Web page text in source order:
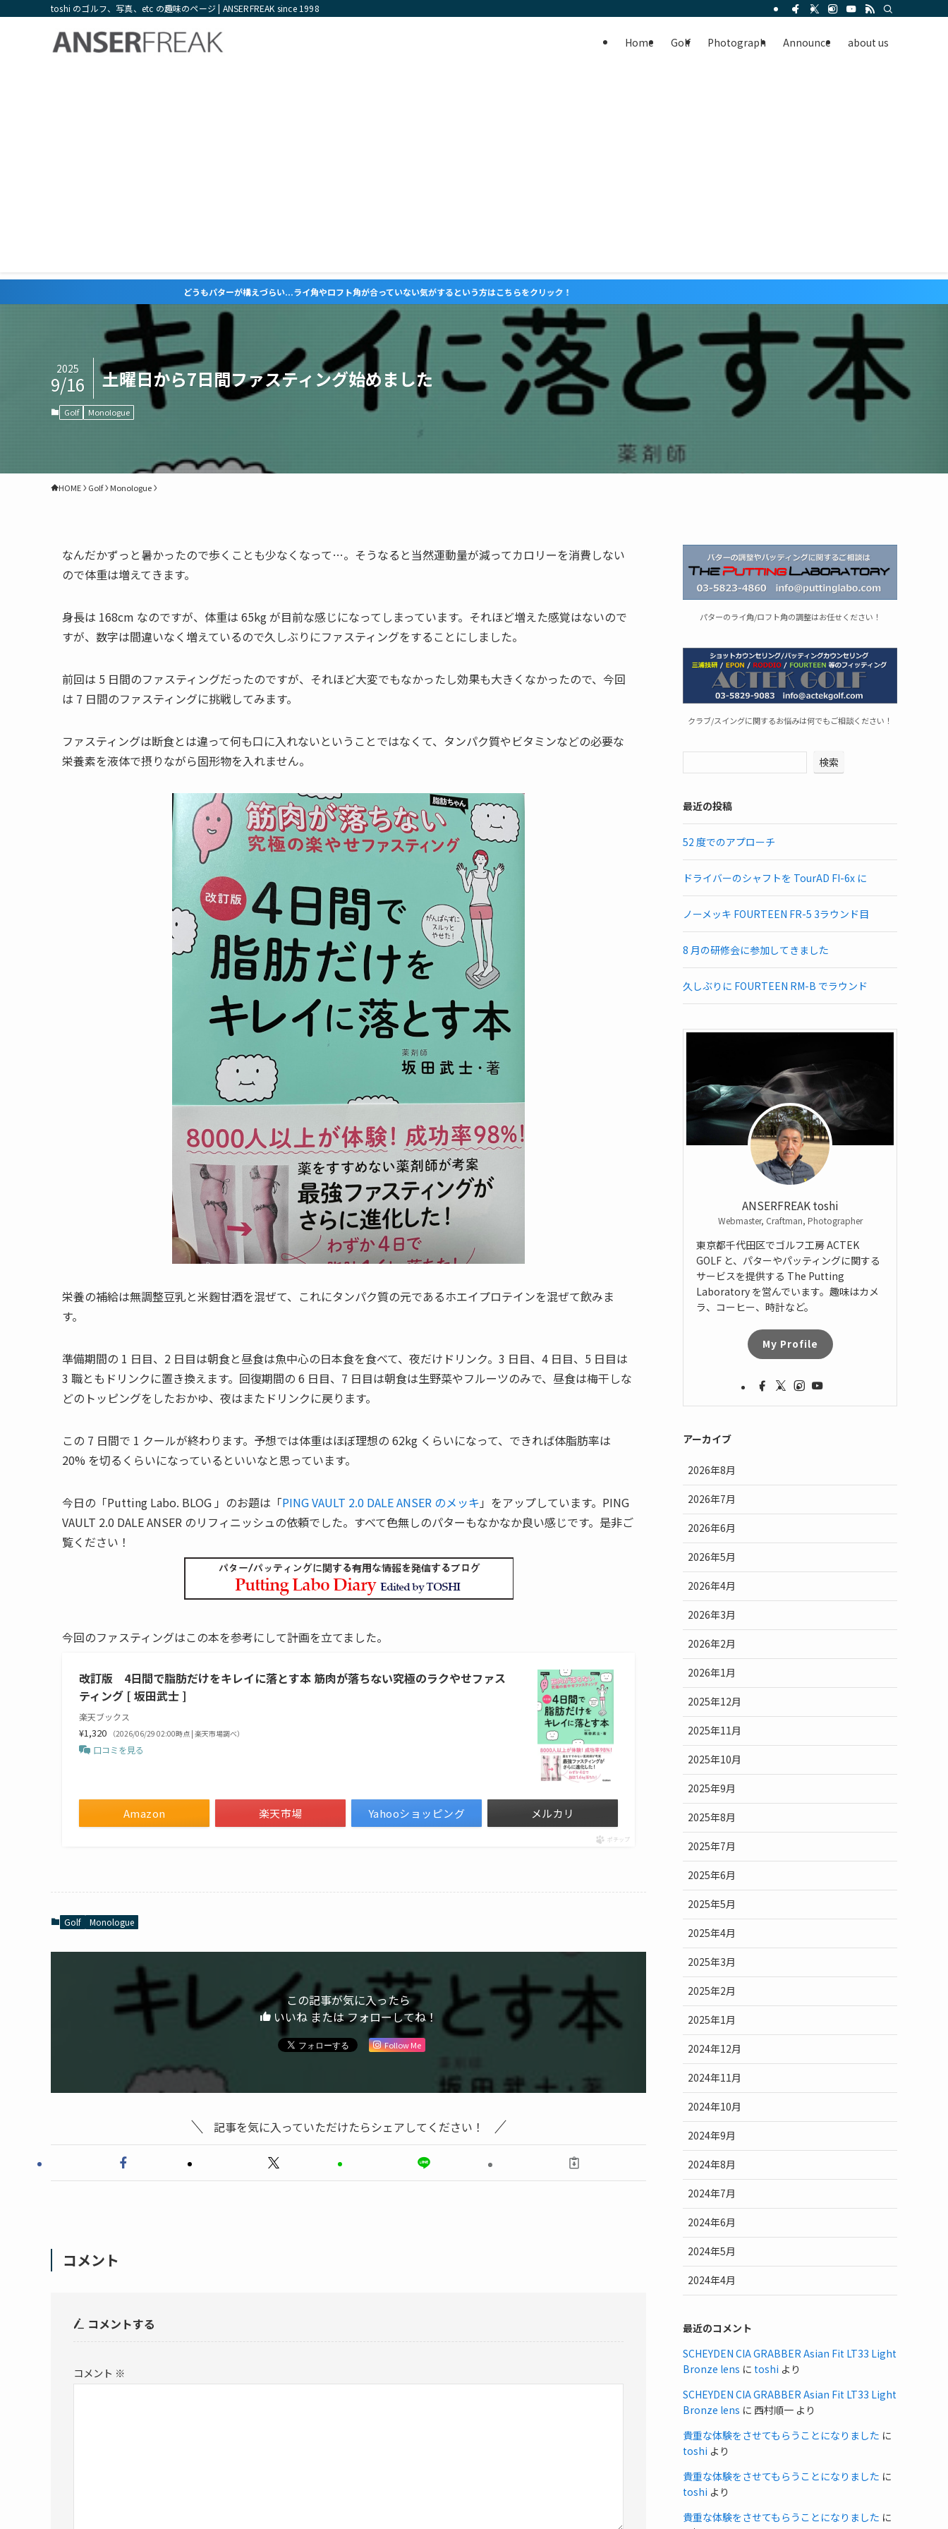
toshi のゴルフ、写真、etc の趣味のページ | ANSERFREAK since 1998
Home Golf Photograph Announce about us
どうもパターが構えづらい...ライ角やロフト角が合っていない気がするという方はこちらをクリック！
土曜日から7日間ファスティング始めました
2025
9/16
Golf Monologue
HOME Golf Monologue
なんだかずっと暑かったので歩くことも少なくなって…。そうなると当然運動量が減ってカロリーを消費しない
ので体重は増えてきます。
身長は 168cm なのですが、体重は 65kg が目前な感じになってしまっています。それほど増えた感覚はないので
すが、数字は間違いなく増えているので久しぶりにファスティングをすることにしました。
前回は 5 日間のファスティングだったのですが、それほど大変でもなかったし効果も大きくなかったので、今回
は 7 日間のファスティングに挑戦してみます。
ファスティングは断食とは違って何も口に入れないということではなくて、タンパク質やビタミンなどの必要な
栄養素を液体で摂りながら固形物を入れません。
栄養の補給は無調整豆乳と米麴甘酒を混ぜて、これにタンパク質の元であるホエイプロテインを混ぜて飲みま
す。
準備期間の 1 日目、2 日目は朝食と昼食は魚中心の日本食を食べて、夜だけドリンク。3 日目、4 日目、5 日目は
3 職ともドリンクに置き換えます。回復期間の 6 日目、7 日目は朝食は生野菜やフルーツのみで、昼食は梅干しな
どのトッピングをしたおかゆ、夜はまたドリンクに戻ります。
この 7 日間で 1 クールが終わります。予想では体重はほぼ理想の 62kg くらいになって、できれば体脂肪率は
20% を切るくらいになっているといいなと思っています。
今日の「Putting Labo. BLOG 」のお題は「PING VAULT 2.0 DALE ANSER のメッキ 」をアップしています。PING
VAULT 2.0 DALE ANSER のリフィニッシュの依頼でした。すべて色無しのパターもなかなか良い感じです。是非ご
覧ください！
今回のファスティングはこの本を参考にして計画を立てました。
改訂版 4日間で脂肪だけをキレイに落とす本 筋肉が落ちない究極のラクやせファス
ティング [ 坂田武士 ]
楽天ブックス
¥1,320 （2026/06/29 02:00時点 | 楽天市場調べ）
口コミを見る
Amazon 楽天市場 Yahooショッピング メルカリ
ポチップ
Golf Monologue
この記事が気に入ったら
いいね または フォローしてね！
Follow Me
記事を気に入っていただけたらシェアしてください！
コメント
コメントする
コメント ※
パターのライ角/ロフト角の調整はお任せください！
クラブ/スイングに関するお悩みは何でもご相談ください！
検索
最近の投稿
52 度でのアプローチ
ドライバーのシャフトを TourAD FI-6x に
ノーメッキ FOURTEEN FR-5 3ラウンド目
8 月の研修会に参加してきました
久しぶりに FOURTEEN RM-B でラウンド
ANSERFREAK toshi
Webmaster, Craftman, Photographer
東京都千代田区でゴルフ工房 ACTEK
GOLF と、パターやパッティングに関する
サービスを提供する The Putting
Laboratory を営んでいます。趣味はカメ
ラ、コーヒー、時計など。
My Profile
アーカイブ
2026年8月
2026年7月
2026年6月
2026年5月
2026年4月
2026年3月
2026年2月
2026年1月
2025年12月
2025年11月
2025年10月
2025年9月
2025年8月
2025年7月
2025年6月
2025年5月
2025年4月
2025年3月
2025年2月
2025年1月
2024年12月
2024年11月
2024年10月
2024年9月
2024年8月
2024年7月
2024年6月
2024年5月
2024年4月
最近のコメント
SCHEYDEN CIA GRABBER Asian Fit LT33 Light
Bronze lens に toshi より
SCHEYDEN CIA GRABBER Asian Fit LT33 Light
Bronze lens に 西村順一 より
貴重な体験をさせてもらうことになりました に
toshi より
貴重な体験をさせてもらうことになりました に
toshi より
貴重な体験をさせてもらうことになりました に